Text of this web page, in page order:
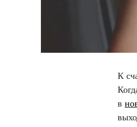
К
в